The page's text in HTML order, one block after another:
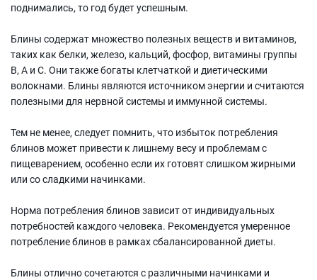
поднимались, то год будет успешным.
Блины содержат множество полезных веществ и витаминов,
таких как белки, железо, кальций, фосфор, витамины группы
В, А и С. Они также богаты клетчаткой и диетическими
волокнами. Блины являются источником энергии и считаются
полезными для нервной системы и иммунной системы.
Тем не менее, следует помнить, что избыток потребления
блинов может привести к лишнему весу и проблемам с
пищеварением, особенно если их готовят слишком жирными
или со сладкими начинками.
Норма потребления блинов зависит от индивидуальных
потребностей каждого человека. Рекомендуется умеренное
потребление блинов в рамках сбалансированной диеты.
Блины отлично сочетаются с различными начинками и